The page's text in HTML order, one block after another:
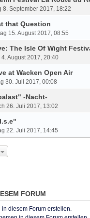
8. September 2017, 18:22
that Question
15. August 2017, 08:55
The Isle Of Wight
4. August 2017, 20:40
at Wacken Open Air
30. Juli 2017, 00:08
-Nacht-
26. Juli 2017, 13:02
22. Juli 2017, 14:45
FORUM
diesem Forum erstellen.